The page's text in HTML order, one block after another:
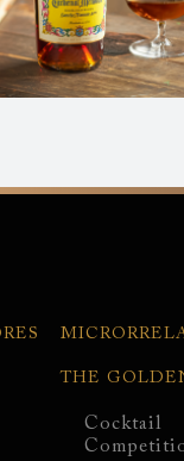
THE
Cocktail